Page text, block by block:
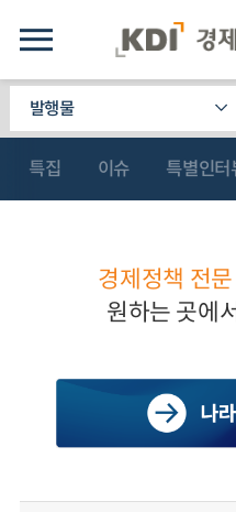
발행물
특집 이슈 특별인터
경제정책 전
원하는 곳에